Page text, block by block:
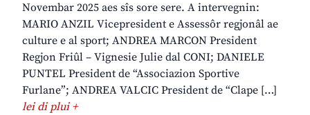
Novembar 2025 aes sîs sore sere. A intervegnin:
MARIO ANZIL Vicepresident e Assessôr regjonâl ae
culture e al sport; ANDREA MARCON President
Regjon Friûl – Vignesie Julie dal CONI; DANIELE
PUNTEL President de “Associazion Sportive
Furlane”; ANDREA VALCIC President de “Clape […]
lei di plui +